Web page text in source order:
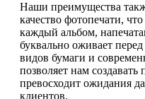
Наши преимущества
качество фотопечати,
каждый альбом,
буквально оживает
видов бумаги и
позволяет нам
превосходит ожидания
клиентов.